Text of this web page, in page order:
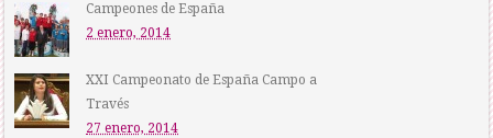
Campeones de España
2 enero, 2014
XXI Campeonato de España Campo a
Través
27 enero, 2014